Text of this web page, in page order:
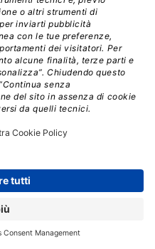
chip che compra uno
solleverebbe
di regolamentazione
di cloud software
società con base a
la Cina, dato l’attuale
attirare l’attenzione
venga bloccata”.
Principal
“Questa potenziale